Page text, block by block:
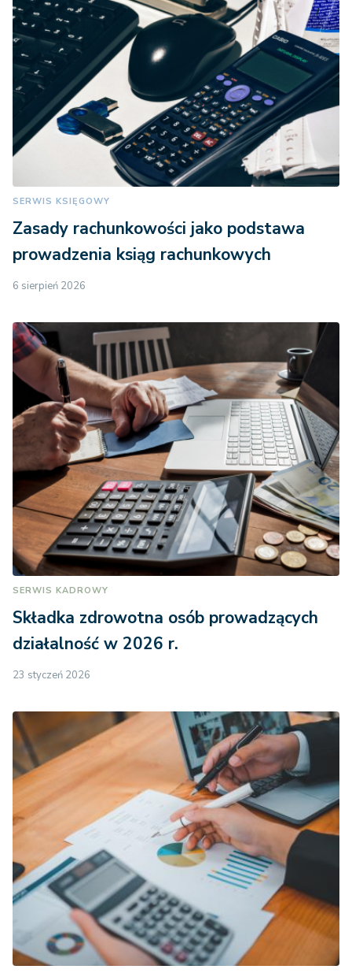
SERWIS KSIĘGOWY
Zasady rachunkowości jako podstawa
prowadzenia ksiąg rachunkowych
6 sierpień 2026
SERWIS KADROWY
Składka zdrowotna osób prowadzących
działalność w 2026 r.
23 styczeń 2026